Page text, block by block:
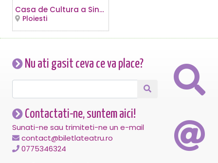
Casa de Cultura a Sindicatelor
Ploiesti
Nu ati gasit ceva ce va place?
Contactati-ne, suntem aici!
Sunati-ne sau trimiteti-ne un e-mail
contact@biletlateatru.ro
0775346324